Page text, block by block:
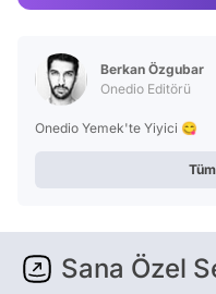
Berkan Özgubar
Onedio Editörü
Onedio Yemek'te Yiyici 😋
Sana Özel